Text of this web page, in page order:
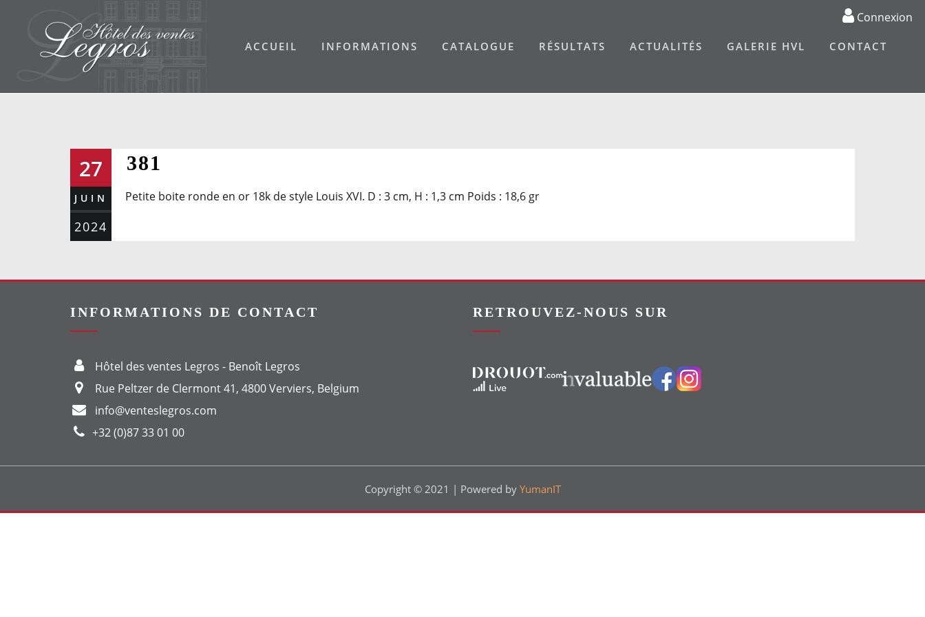
ACCUEIL INFORMATIONS CATALOGUE RÉSULTATS ACTUALITÉS GALERIE HVL CONTACT
Connexion
27
JUIN
2024
381
Petite boite ronde en or 18k de style Louis XVI. D : 3 cm, H : 1,3 cm Poids : 18,6 gr
INFORMATIONS DE CONTACT
Hôtel des ventes Legros - Benoît Legros
Rue Peltzer de Clermont 41, 4800 Verviers, Belgium
info@venteslegros.com
+32 (0)87 33 01 00
RETROUVEZ-NOUS SUR
Vers le site Drouot Vers le site Invaluable Vers notre groupe Facebook Vers notre page Instagram
Copyright © 2021 | Powered by YumanIT